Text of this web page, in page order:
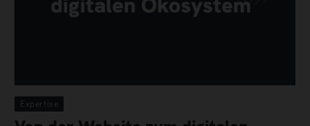
Expertise